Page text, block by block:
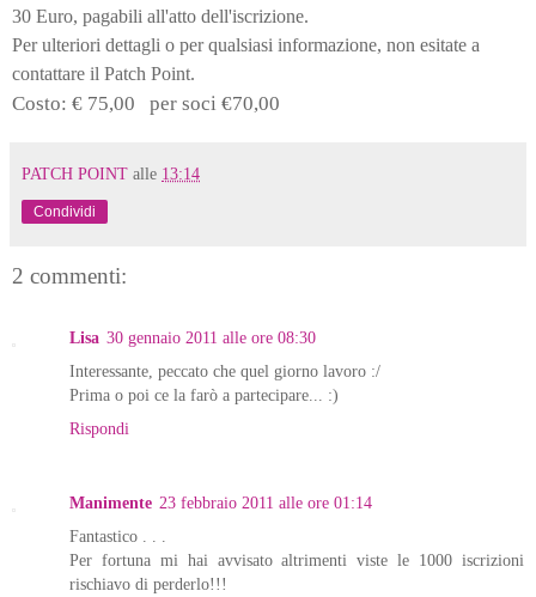
30 Euro, pagabili all'atto dell'iscrizione.
Per ulteriori dettagli o per qualsiasi informazione, non esitate a
contattare il Patch Point.
Costo: € 75,00 per soci €70,00
PATCH POINT alle 13:14
Condividi
2 commenti:
Lisa 30 gennaio 2011 alle ore 08:30
Interessante, peccato che quel giorno lavoro :/
Prima o poi ce la farò a partecipare... :)
Rispondi
Manimente 23 febbraio 2011 alle ore 01:14
Fantastico . . .
Per fortuna mi hai avvisato altrimenti viste le 1000 iscrizioni
rischiavo di perderlo!!!